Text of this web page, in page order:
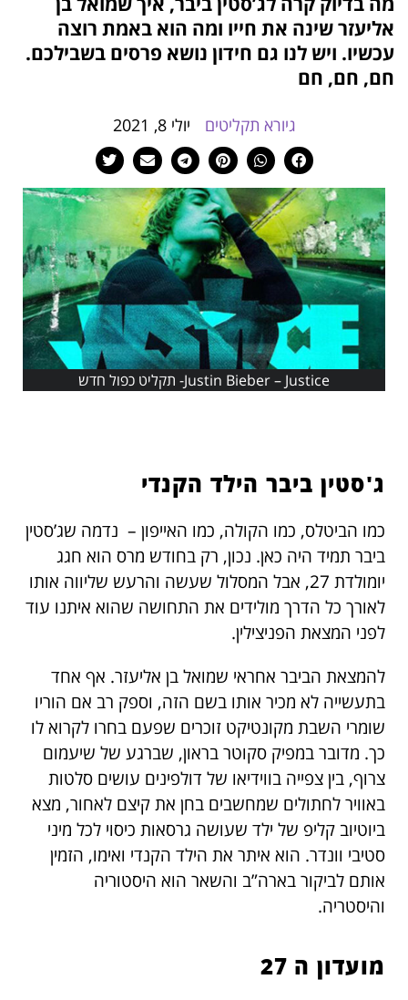
format_underlined הוסף קו תחתון לקישורים
font_download סמן קישורים
כל
האפשרויות
אליעזר שינה את חייו ומה הוא באמת רוצה
עכשיו. ויש לנו גם חידון נושא פרסים בשבילכם.
חם, חם, חם
גיורא תקליטים יולי 8, 2021
Justin Bieber – Justice- תקליט כפול חדש
ג'סטין ביבר הילד הקנדי
כמו הביטלס, כמו הקולה, כמו האייפון – נדמה שג’סטין
ביבר תמיד היה כאן. נכון, רק בחודש מרס הוא חגג
יומולדת 27, אבל המסלול שעשה והרעש שליווה אותו
לאורך כל הדרך מולידים את התחושה שהוא איתנו עוד
לפני המצאת הפניצילין.
להמצאת הביבר אחראי שמואל בן אליעזר. אף אחד
בתעשייה לא מכיר אותו בשם הזה, וספק רב אם הוריו
שומרי השבת מקונטיקט זוכרים שפעם בחרו לקרוא לו
כך. מדובר במפיק סקוטר בראון, שברגע של שיעמום
צרוף, בין צפייה בווידיאו של דולפינים עושים סלטות
באוויר לחתולים שמחשבים בחן את קיצם לאחור, מצא
ביוטיוב קליפ של ילד שעושה גרסאות כיסוי לכל מיני
סטיבי וונדר. הוא איתר את הילד הקנדי ואימו, הזמין
אותם לביקור בארה”ב והשאר הוא היסטוריה
והיסטריה.
מועדון ה 27